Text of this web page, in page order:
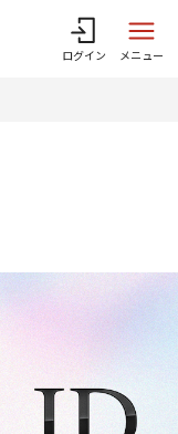
ログイン メニュー